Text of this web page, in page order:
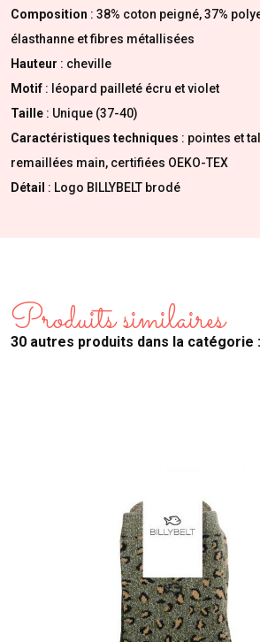
Composition : 38% coton peigné, 37%
élasthanne et fibres métallisées
Hauteur : cheville
Motif : l éopard pailleté écru et violet
Taille : Unique (37-40)
Caractéristiques techniques : pointes et
remaillées main, certifiées OEKO-TEX
Détail : Logo BILLYBELT brodé
Produits similaires
30 autres produits dans la catégorie